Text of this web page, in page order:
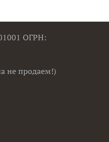
ОГРН:
не продаем!)